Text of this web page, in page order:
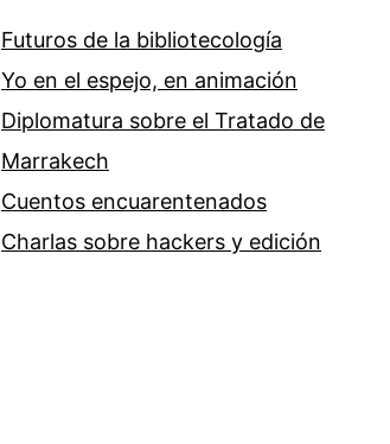
Futuros de la bibliotecología
Yo en el espejo, en animación
Diplomatura sobre el Tratado de
Marrakech
Cuentos encuarentenados
Charlas sobre hackers y edición